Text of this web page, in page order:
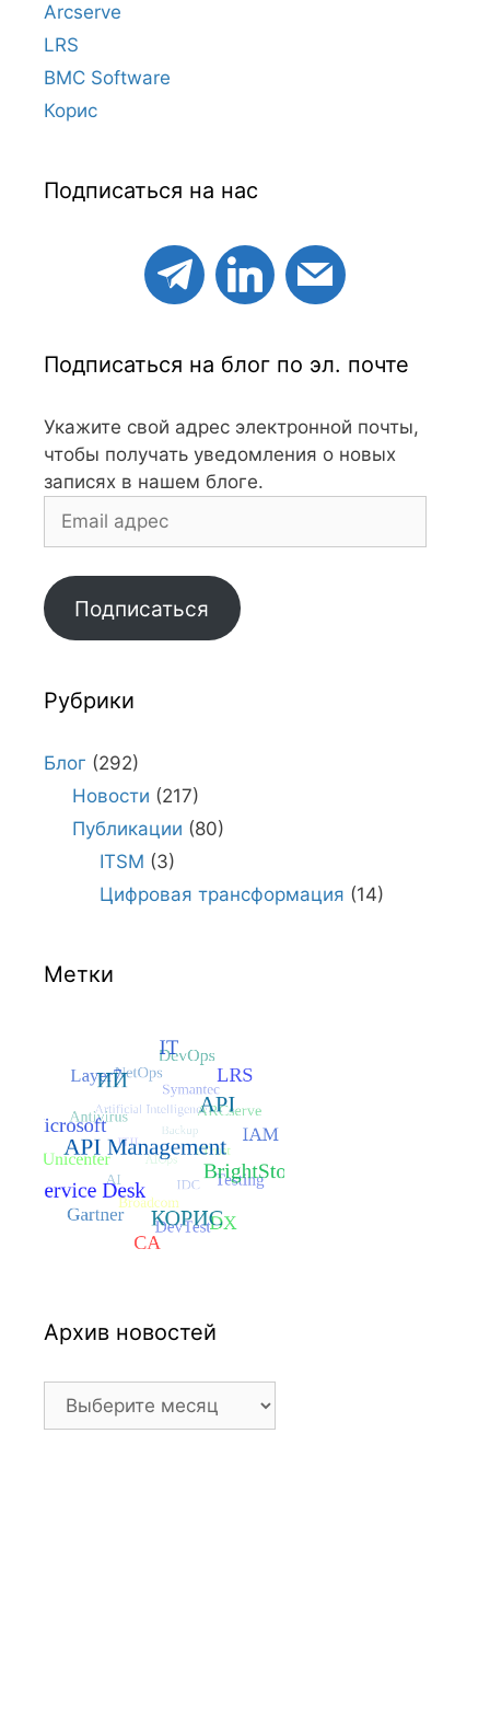
Arcserve
LRS
BMC Software
Корис
Подписаться на нас
Подписаться на блог по эл. почте
Укажите свой адрес электронной почты,
чтобы получать уведомления о новых
записях в нашем блоге.
Email
Подписаться
Рубрики
Блог (292)
Новости (217)
Публикации (80)
ITSM (3)
Цифровая трансформация (14)
Метки
Архив новостей
Архив
новостей